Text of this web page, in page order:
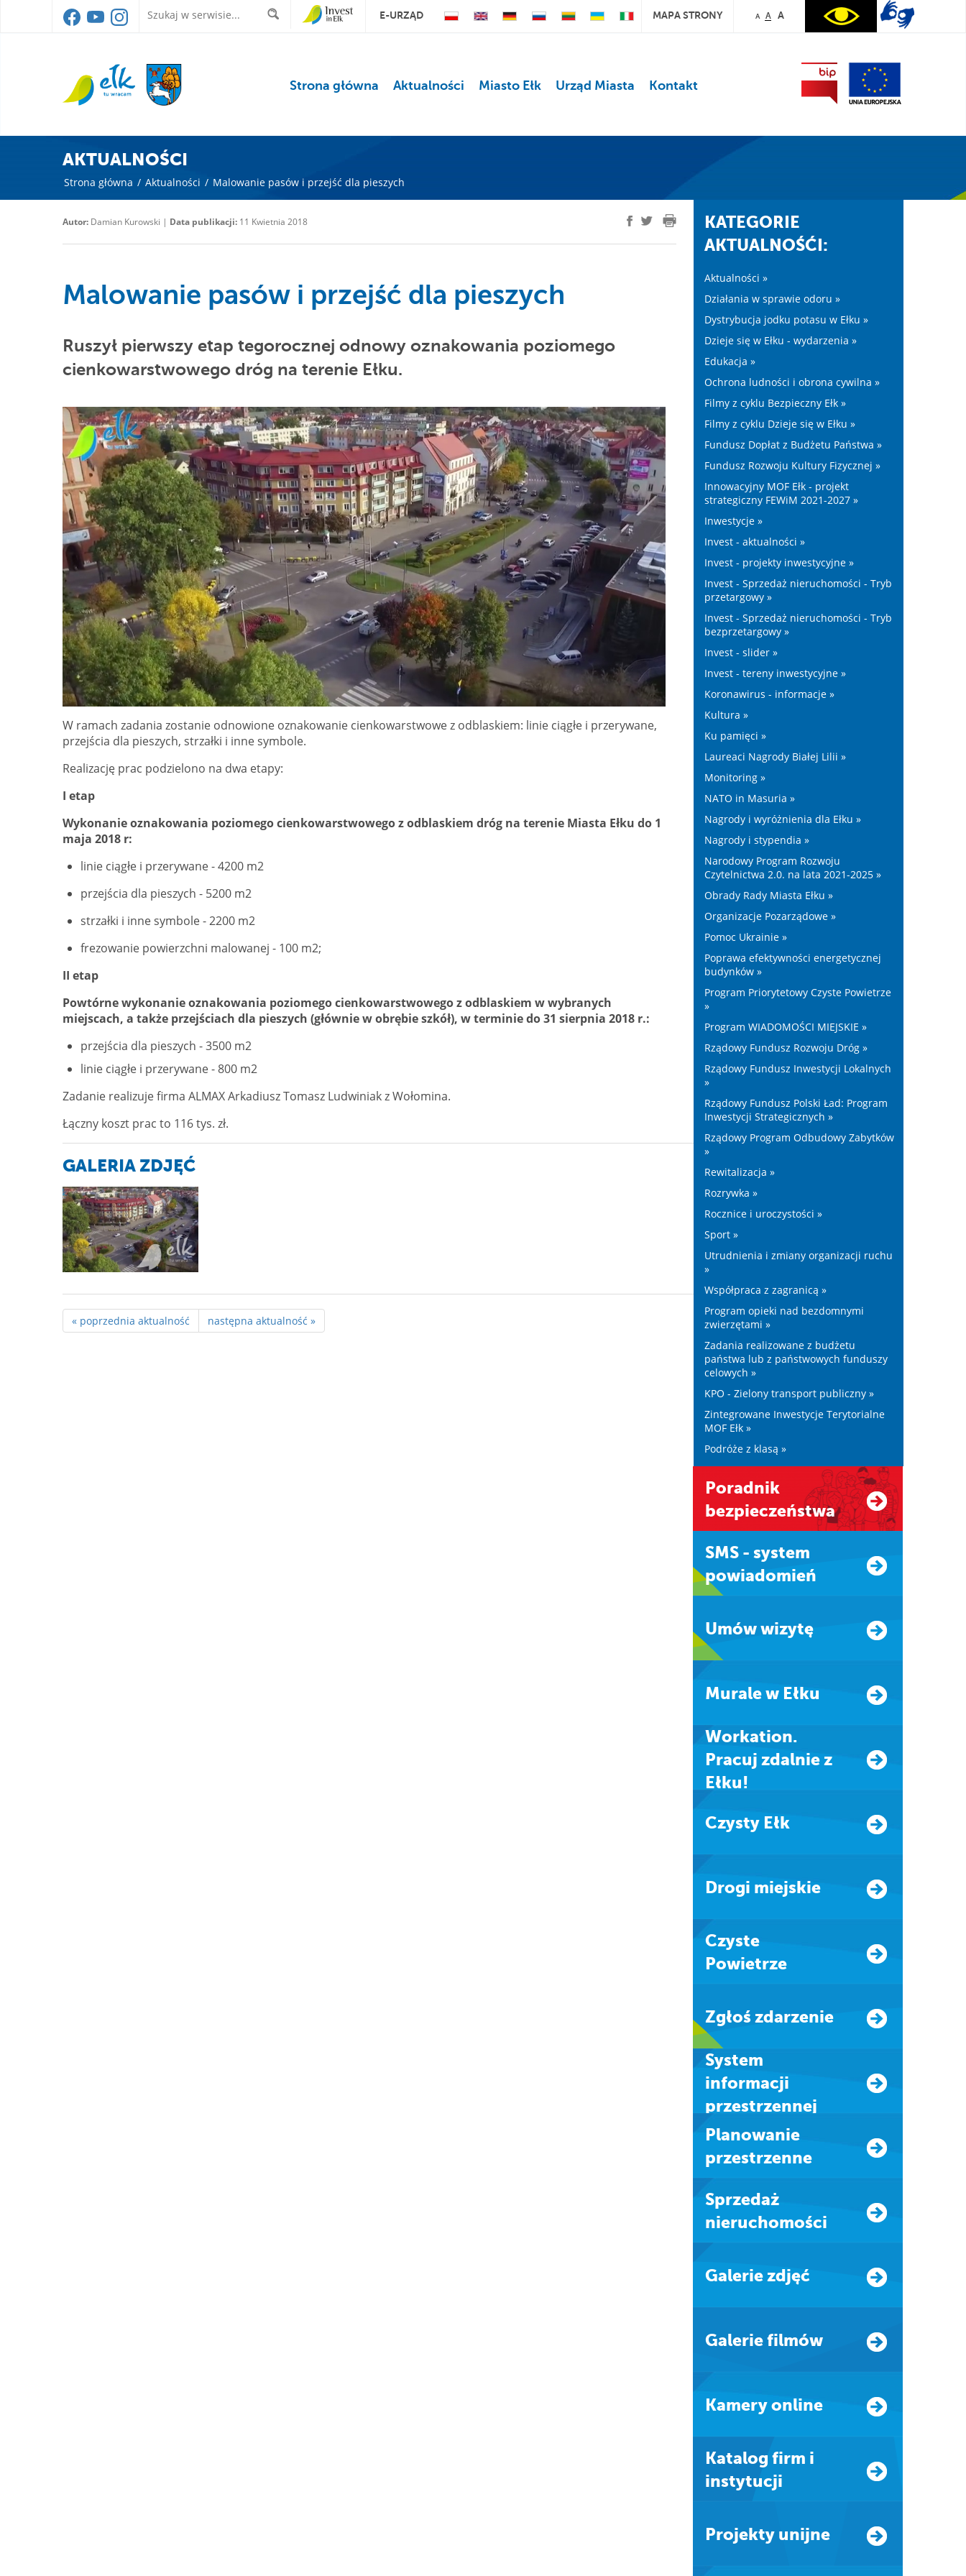
E-URZĄD MAPA STRONY A A A
Strona główna Aktualności Miasto Ełk Urząd Miasta Kontakt
AKTUALNOŚCI
Strona główna / Aktualności / Malowanie pasów i przejść dla pieszych
Autor: Damian Kurowski | Data publikacji: 11 Kwietnia 2018
Malowanie pasów i przejść dla pieszych
Ruszył pierwszy etap tegorocznej odnowy oznakowania poziomego
cienkowarstwowego dróg na terenie Ełku.
W ramach zadania zostanie odnowione oznakowanie cienkowarstwowe z odblaskiem: linie ciągłe i przerywane,
przejścia dla pieszych, strzałki i inne symbole.
Realizację prac podzielono na dwa etapy:
I etap
Wykonanie oznakowania poziomego cienkowarstwowego z odblaskiem dróg na terenie Miasta Ełku do 1
maja 2018 r:
linie ciągłe i przerywane - 4200 m2
przejścia dla pieszych - 5200 m2
strzałki i inne symbole - 2200 m2
frezowanie powierzchni malowanej - 100 m2;
II etap
Powtórne wykonanie oznakowania poziomego cienkowarstwowego z odblaskiem w wybranych
miejscach, a także przejściach dla pieszych (głównie w obrębie szkół), w terminie do 31 sierpnia 2018 r.:
przejścia dla pieszych - 3500 m2
linie ciągłe i przerywane - 800 m2
Zadanie realizuje firma ALMAX Arkadiusz Tomasz Ludwiniak z Wołomina.
Łączny koszt prac to 116 tys. zł.
GALERIA ZDJĘĆ
« poprzednia aktualność następna aktualność »
KATEGORIE
AKTUALNOŚĆI:
Aktualności »
Działania w sprawie odoru »
Dystrybucja jodku potasu w Ełku »
Dzieje się w Ełku - wydarzenia »
Edukacja »
Ochrona ludności i obrona cywilna »
Filmy z cyklu Bezpieczny Ełk »
Filmy z cyklu Dzieje się w Ełku »
Fundusz Dopłat z Budżetu Państwa »
Fundusz Rozwoju Kultury Fizycznej »
Innowacyjny MOF Ełk - projekt
strategiczny FEWiM 2021-2027 »
Inwestycje »
Invest - aktualności »
Invest - projekty inwestycyjne »
Invest - Sprzedaż nieruchomości - Tryb
przetargowy »
Invest - Sprzedaż nieruchomości - Tryb
bezprzetargowy »
Invest - slider »
Invest - tereny inwestycyjne »
Koronawirus - informacje »
Kultura »
Ku pamięci »
Laureaci Nagrody Białej Lilii »
Monitoring »
NATO in Masuria »
Nagrody i wyróżnienia dla Ełku »
Nagrody i stypendia »
Narodowy Program Rozwoju
Czytelnictwa 2.0. na lata 2021-2025 »
Obrady Rady Miasta Ełku »
Organizacje Pozarządowe »
Pomoc Ukrainie »
Poprawa efektywności energetycznej
budynków »
Program Priorytetowy Czyste Powietrze
»
Program WIADOMOŚCI MIEJSKIE »
Rządowy Fundusz Rozwoju Dróg »
Rządowy Fundusz Inwestycji Lokalnych
»
Rządowy Fundusz Polski Ład: Program
Inwestycji Strategicznych »
Rządowy Program Odbudowy Zabytków
»
Rewitalizacja »
Rozrywka »
Rocznice i uroczystości »
Sport »
Utrudnienia i zmiany organizacji ruchu
»
Współpraca z zagranicą »
Program opieki nad bezdomnymi
zwierzętami »
Zadania realizowane z budżetu
państwa lub z państwowych funduszy
celowych »
KPO - Zielony transport publiczny »
Zintegrowane Inwestycje Terytorialne
MOF Ełk »
Podróże z klasą »
Poradnik
bezpieczeństwa
SMS - system
powiadomień
Umów wizytę
Murale w Ełku
Workation.
Pracuj zdalnie z
Ełku!
Czysty Ełk
Drogi miejskie
Czyste
Powietrze
Zgłoś zdarzenie
system
informacji
przestrzennej
Planowanie
przestrzenne
Sprzedaż
nieruchomości
Galerie zdjęć
Galerie filmów
Kamery online
Katalog firm i
instytucji
Projekty unijne